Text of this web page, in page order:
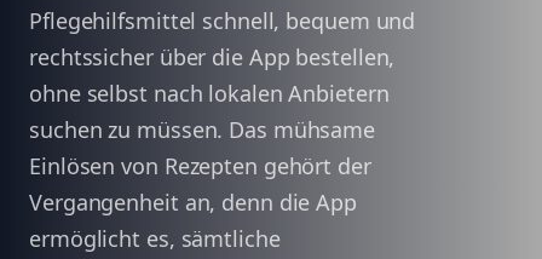
Pflegehilfsmittel schnell, bequem und
rechtssicher über die App bestellen,
ohne selbst nach lokalen Anbietern
suchen zu müssen. Das mühsame
Einlösen von Rezepten gehört der
Vergangenheit an, denn die App
ermöglicht es, sämtliche